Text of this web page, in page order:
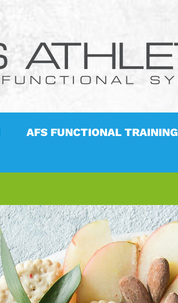
AFS FUNCTIONAL TRAINING